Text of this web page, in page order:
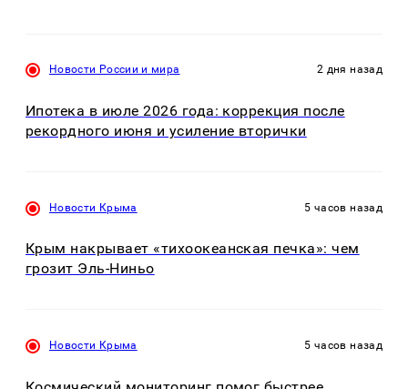
Новости России и мира 2 дня назад
Ипотека в июле 2026 года: коррекция после
рекордного июня и усиление вторички
Новости Крыма 5 часов назад
Крым накрывает «тихоокеанская печка»: чем
грозит Эль-Ниньо
Новости Крыма 5 часов назад